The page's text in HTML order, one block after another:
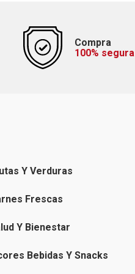
Compra
100% segura
Y Verduras
Frescas
Y Bienestar
Bebidas Y Snacks